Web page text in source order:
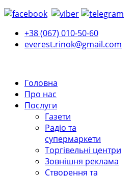
+38 (067) 010-50-60
everest.rinok@gmail.com
Головна
Про нас
Послуги
Газети
Радіо та
супермаркети
Торгівельні центри
Зовнішня реклама
Створення та